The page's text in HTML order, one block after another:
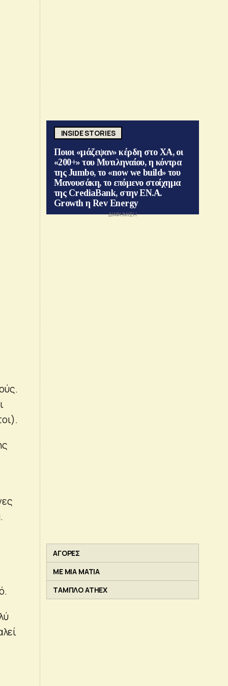
INSIDE STORIES
Ποιοι «μάζεψαν» κέρδη στο ΧΑ, οι
«200+» του Μυτιληναίου, η κόντρα
της Jumbo, το «now we build» του
Μανουσάκη, το επόμενο στοίχημα
της CrediaBank, στην ΕΝ.Α.
Growth η Rev Energy
ΑΓΟΡΕΣ
ΜΕ ΜΙΑ ΜΑΤΙΑ
ΤΑΜΠΛΟ ATHEX